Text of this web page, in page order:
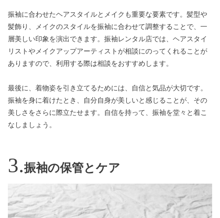
振袖に合わせたヘアスタイルとメイクも重要な要素です。髪型や
髪飾り、メイクのスタイルを振袖に合わせて調整することで、一
層美しい印象を演出できます。振袖レンタル店では、ヘアスタイ
リストやメイクアップアーティストが相談にのってくれることが
ありますので、利用する際は相談をおすすめします。
最後に、着物姿を引き立てるためには、自信と気品が大切です。
振袖を身に着けたとき、自分自身が美しいと感じることが、その
美しさをさらに際立たせます。自信を持って、振袖を堂々と着こ
なしましょう。
振袖の保管とケア